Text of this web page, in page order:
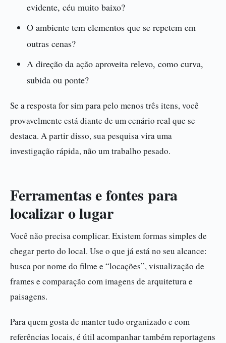
evidente, céu muito baixo?
O ambiente tem elementos que se repetem em
outras cenas?
A direção da ação aproveita relevo, como curva,
subida ou ponte?
Se a resposta for sim para pelo menos três itens, você
provavelmente está diante de um cenário real que se
destaca. A partir disso, sua pesquisa vira uma
investigação rápida, não um trabalho pesado.
Ferramentas e fontes para
localizar o lugar
Você não precisa complicar. Existem formas simples de
chegar perto do local. Use o que já está no seu alcance:
busca por nome do filme e “locações”, visualização de
frames e comparação com imagens de arquitetura e
paisagens.
Para quem gosta de manter tudo organizado e com
referências locais, é útil acompanhar também reportagens